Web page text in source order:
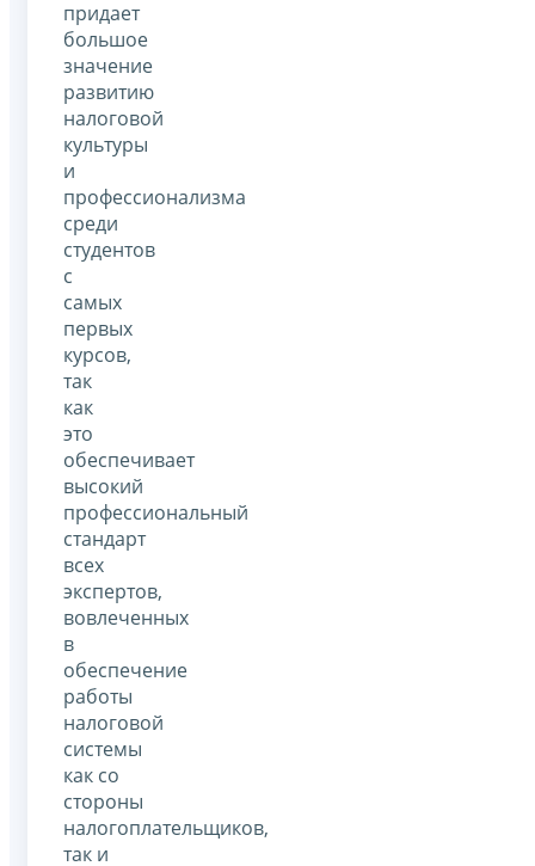
придает
большое
значение
развитию
налоговой
культуры
и
профессионализма
среди
студентов
с
самых
первых
курсов,
так
как
это
обеспечивает
высокий
профессиональный
стандарт
всех
экспертов,
вовлеченных
в
обеспечение
работы
налоговой
системы
как со
стороны
налогоплательщиков,
так и